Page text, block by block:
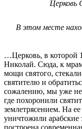
Церковь
В этом месте
…Церковь, в которой
Николай. Сюда, к
мощи святого,
святителю и
сожалению, мы уже не
где похоронили
землетрясением. На
уничтожили арабские
построена